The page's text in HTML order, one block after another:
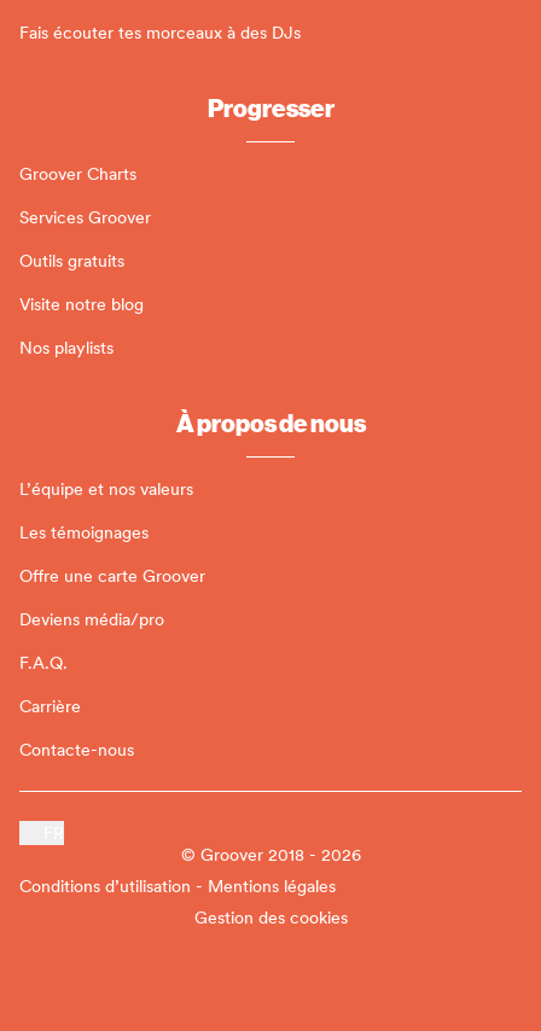
Fais écouter tes morceaux à des DJs
Progresser
Groover Charts
Services Groover
Outils gratuits
Visite notre blog
Nos playlists
À propos de nous
L’équipe et nos valeurs
Les témoignages
Offre une carte Groover
Deviens média/pro
F.A.Q.
Carrière
Contacte-nous
© Groover 2018 - 2026
Conditions d’utilisation - Mentions légales
Gestion des cookies